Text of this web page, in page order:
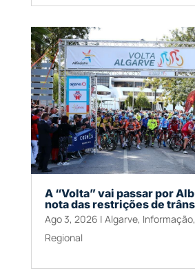
A “Volta” vai passar por
nota das restrições de
Ago 3, 2026 | Algarve, Informação,
Regional